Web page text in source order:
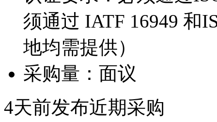
须通过 IATF 16949 和
地均需提供）
采购量： 面议
4天前发布近期采购